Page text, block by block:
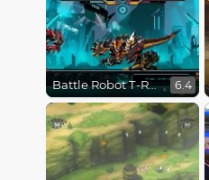
Battle Robot T-Rex Age 6.4